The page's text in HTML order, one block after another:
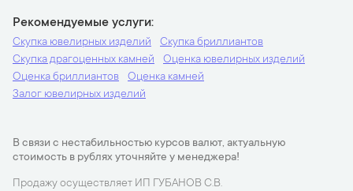
Рекомендуемые услуги
Скупка ювелирных изделий
Скупка бриллиантов
Скупка драгоценных камней
Оценка ювелирных изделий
Оценка бриллиантов
Оценка камней
Залог ювелирных изделий
В связи с нестабильностью курсов валют, актуальную
стоимость в рублях уточняйте у менеджера!
Продажу осуществляет ИП ГУБАНОВ С.В.